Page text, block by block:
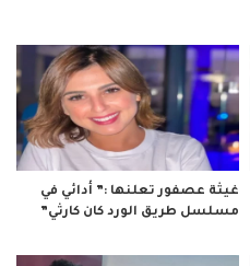
غيثة عصفور تعلنها :” أدائي في
مسلسل طريق الورد كان كارثي”